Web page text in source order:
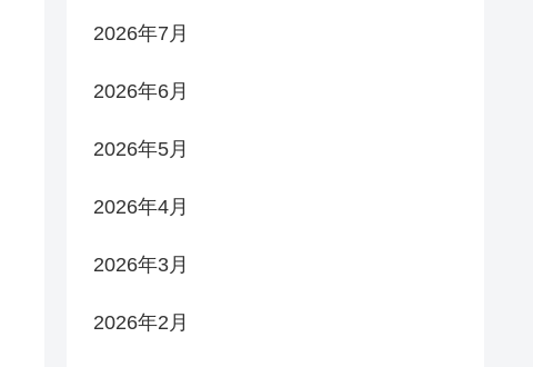
2026年7月
2026年6月
2026年5月
2026年4月
2026年3月
2026年2月